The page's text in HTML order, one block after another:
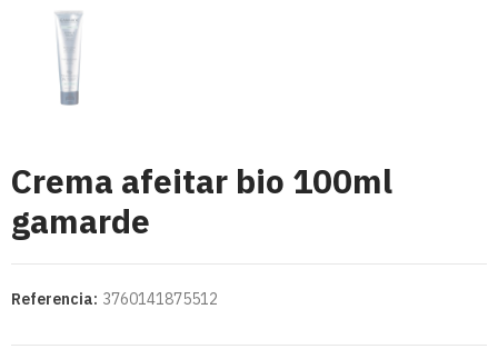
Crema afeitar bio 100ml
gamarde
Referencia: 3760141875512